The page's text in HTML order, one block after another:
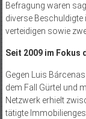
Befragung waren
diverse
verteidigen sowie
Seit 2009 im Fokus
Gegen Luis
dem Fall Gürtel und
Netzwerk erhielt
tätigte